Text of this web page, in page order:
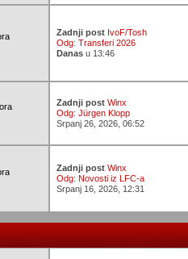
Zadnji post IvoF/Tosh
Odg: Transferi 2026
Danasu 13:46
Zadnji post Winx
Odg: Jürgen Klopp
Srpanj 26, 2026, 06:52
Zadnji post Winx
Odg: Novosti iz LFC-a
Srpanj 16, 2026, 12:31